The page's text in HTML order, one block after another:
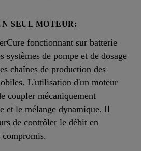
SEUL MOTEUR:
fonctionnant sur batterie
systèmes de pompe et de dosage
chaînes de production des
L'utilisation d'un moteur
coupler mécaniquement
et le mélange dynamique. Il
de contrôler le débit en
compromis.